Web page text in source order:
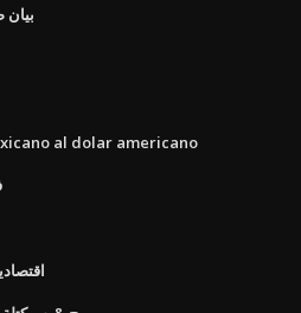
بيان
al dolar americano